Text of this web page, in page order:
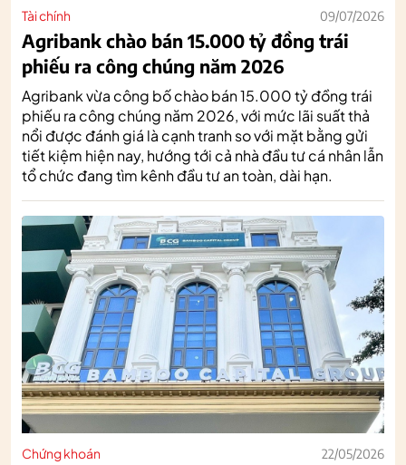
Tài chính 09/07/2026
Agribank chào bán 15.000 tỷ đồng trái
phiếu ra công chúng năm 2026
Agribank vừa công bố chào bán 15.000 tỷ đồng trái
phiếu ra công chúng năm 2026, với mức lãi suất thả
nổi được đánh giá là cạnh tranh so với mặt bằng gửi
tiết kiệm hiện nay, hướng tới cả nhà đầu tư cá nhân lẫn
tổ chức đang tìm kênh đầu tư an toàn, dài hạn.
Chứng khoán 22/05/2026